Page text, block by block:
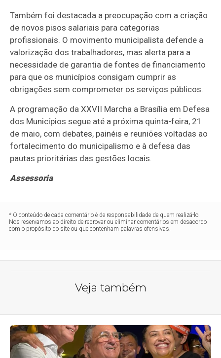
Também foi destacada a preocupação com a criação
de novos pisos salariais para categorias
profissionais. O movimento municipalista defende a
valorização dos trabalhadores, mas alerta para a
necessidade de garantia de fontes de financiamento
para que os municípios consigam cumprir as
obrigações sem comprometer os serviços públicos.
A programação da XXVII Marcha a Brasília em Defesa
dos Municípios segue até a próxima quinta-feira, 21
de maio, com debates, painéis e reuniões voltadas ao
fortalecimento do municipalismo e à defesa das
pautas prioritárias das gestões locais.
Assessoria
* O conteúdo de cada comentário é de responsabilidade de quem realizá-lo.
Nos reservamos ao direito de reprovar ou eliminar comentários em desacordo
com o propósito do site ou que contenham palavras ofensivas.
Veja também